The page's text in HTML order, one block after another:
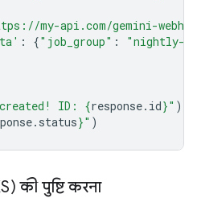
my-api.com/gemini-
: {"job_group" :
"nightly-
ID: {response. id}" )
. status}" )
की पुष्टि करना